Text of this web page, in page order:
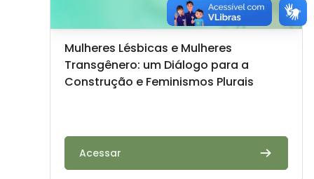
Imagem do curso
Nome do curso
Mulheres Lésbicas e Mulheres
Transgênero: um Diálogo para a
Construção e Feminismos Plurais
Acessar